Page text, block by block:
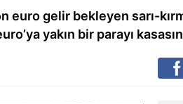
gelir bekleyen sarı-
yakın bir parayı